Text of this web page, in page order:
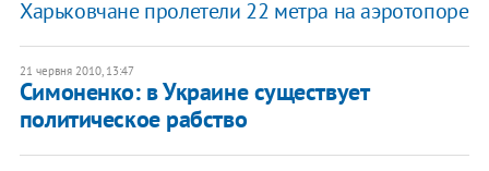
Харьковчане пролетели 22 метра на аэротопоре
21 червня 2010, 13:47
Симоненко: в Украине существует
политическое рабство